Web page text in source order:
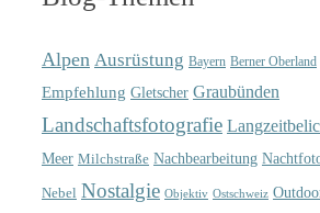
Alpen Ausrüstung Bayern Berner Oberland
Empfehlung Gletscher Graubünden
Landschaftsfotografie
Meer Milchstraße Nachbearbeitung
Nebel Nostalgie Objektiv Ostschweiz